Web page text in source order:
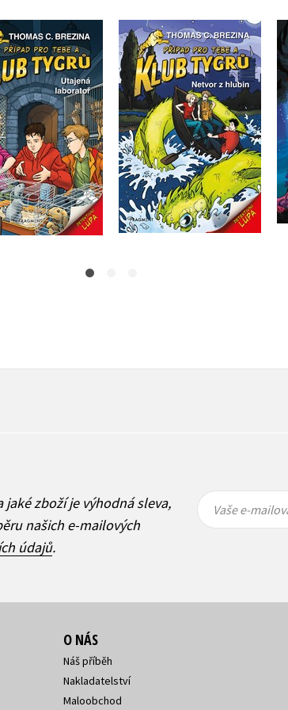
Tygrů - Utajená
laboratoř
Thomas Brezina
Do košíku
249 Kč
199 Kč
Klub Tygrů - Netvor z
hlubin
Thomas Brezina
Do košíku
249 Kč
199 Kč
jaké zboží je výhodná sleva,
našich e-mailových
údajů.
mailová
mailová
Vaše e-
O NÁS
Náš příběh
Nakladatelství
Maloobchod